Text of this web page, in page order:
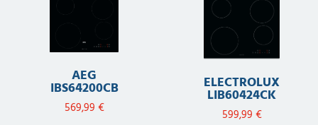
AEG
IBS64200CB
569,99 €
ELECTROLUX
LIB60424CK
599,99 €